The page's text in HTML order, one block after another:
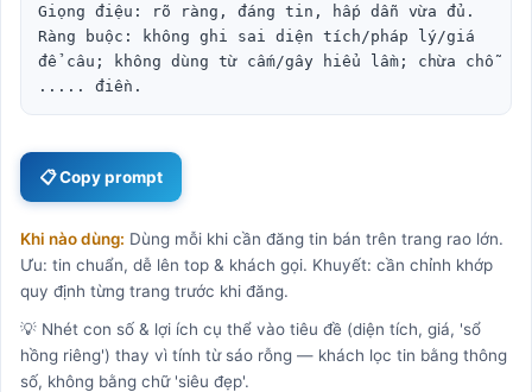
Giọng điệu: rõ ràng, đáng tin, hấp dẫn vừa đủ.
Ràng buộc: không ghi sai diện tích/pháp lý/giá
để câu; không dùng từ cấm/gây hiểu lầm; chừa chỗ
..... điền.
📋 Copy prompt
Khi nào dùng: Dùng mỗi khi cần đăng tin bán trên trang rao lớn.
Ưu: tin chuẩn, dễ lên top & khách gọi. Khuyết: cần chỉnh khớp
quy định từng trang trước khi đăng.
💡 Nhét con số & lợi ích cụ thể vào tiêu đề (diện tích, giá, 'sổ
hồng riêng') thay vì tính từ sáo rỗng — khách lọc tin bằng thông
số, không bằng chữ 'siêu đẹp'.